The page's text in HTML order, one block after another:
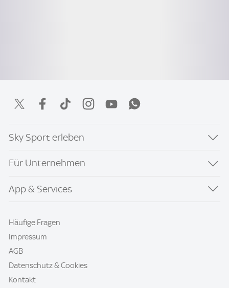
Sky Sport erleben
Für Unternehmen
App & Services
Häufige Fragen
Impressum
AGB
Datenschutz & Cookies
Kontakt